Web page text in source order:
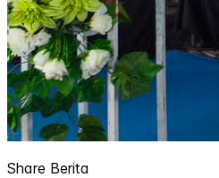
Share Berita